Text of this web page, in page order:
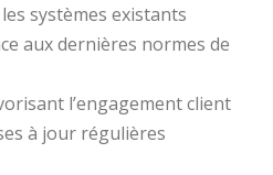
systèmes existants
aux dernières normes de
l’engagement client
à jour régulières